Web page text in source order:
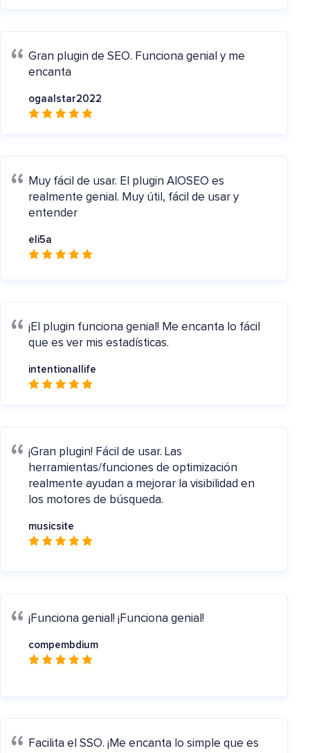
Gran plugin de SEO. Funciona genial y me
encanta
ogaalstar2022
Muy fácil de usar. El plugin AIOSEO es
realmente genial. Muy útil, fácil de usar y
entender
eli5a
¡El plugin funciona genial! Me encanta lo fácil
que es ver mis estadísticas.
intentionallife
¡Gran plugin! Fácil de usar. Las
herramientas/funciones de optimización
realmente ayudan a mejorar la visibilidad en
los motores de búsqueda.
musicsite
¡Funciona genial! ¡Funciona genial!
compembdium
Facilita el SSO. ¡Me encanta lo simple que es